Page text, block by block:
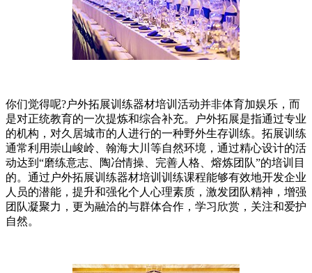
你们觉得呢?户外拓展训练器材培训活动并非体育加娱乐，而
是对正统教育的一次提炼和综合补充。户外拓展是指通过专业
的机构，对久居城市的人进行的一种野外生存训练。拓展训练
通常利用崇山峻岭、翰海大川等自然环境，通过精心设计的活
动达到“磨练意志、陶冶情操、完善人格、熔炼团队”的培训目
的。通过户外拓展训练器材培训训练课程能够有效地开发企业
人员的潜能，提升和强化个人心理素质，激发团队精神，增强
团队凝聚力，更为融洽的与群体合作，学习欣赏，关注和爱护
自然。